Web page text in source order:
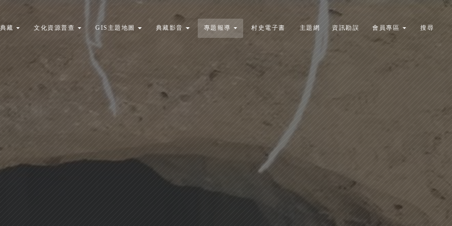
藏 文化資源普查 GIS主題地圖 典藏影音 專題報導 村史電子書 主題網 資訊勘誤 會員專區 搜尋